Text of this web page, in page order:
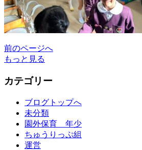
前のページへ
もっと見る
カテゴリー
ブログトップへ
未分類
園外保育 年少
ちゅうりっぷ組
運営